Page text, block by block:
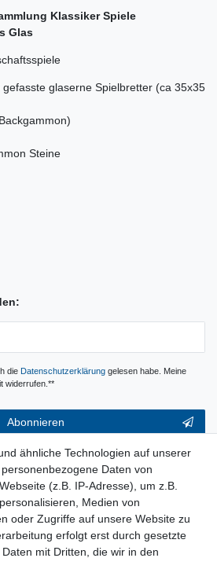
Klassiker Spiele
Glas
glaserne Spielbretter (ca 35x35
Steine
die Daten­schutz­erklärunggelesen habe. Meine
widerrufen.**
Abonnieren
** Hierbei handelt es sich um ein Pflichtfeld.
ähnliche Technologien auf unserer
Daten von
(z.B. IP-Adresse), um z.B.
Medien von
oder Zugriffe auf unsere Website zu
erfolgt erst durch gesetzte
mit Dritten, die wir in den